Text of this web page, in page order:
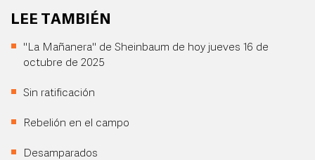
LEE TAMBIÉN
"La Mañanera" de Sheinbaum de hoy jueves 16 de
octubre de 2025
Sin ratificación
Rebelión en el campo
Desamparados